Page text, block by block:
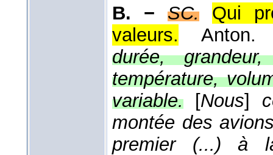
B. −
SC.
Qui
valeurs.
durée,
température,
variable. [Nous]
montée des
premier (...) à